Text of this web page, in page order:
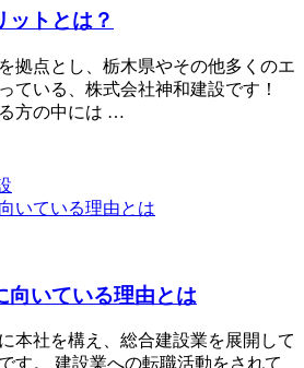
ットとは？
拠点とし、栃木県やその他多くのエ
ている、株式会社神和建設です！
方の中には …
向いている理由とは
本社を構え、総合建設業を展開して
す。 建設業への転職活動をされて